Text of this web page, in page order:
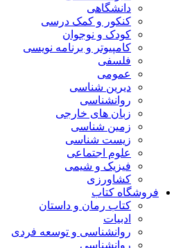
دانشگاهی
کنکور و کمک‌ درسی
کودک و نوجوان
کامپیوتر و برنامه نویسی
فلسفی
عمومی
دیرین شناسی
روانشناسی
زبان های خارجی
زمین شناسی
زیست شناسی
علوم اجتماعی
فیزیک و شیمی
کشاورزی
فروشگاه کتاب
کتاب رمان و داستان
ادبیات
روانشناسی و توسعه فردی
روانشناسی